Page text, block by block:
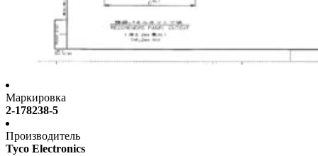
Маркировка
2-178238-5
Производитель
Tyco Electronics